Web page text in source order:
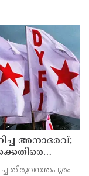
അനാദരവ്;
തിരുവനന്തപുരം